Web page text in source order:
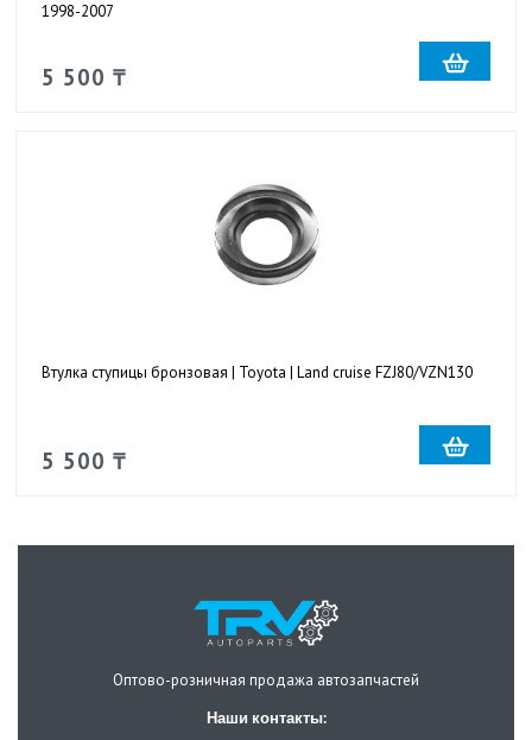
1998-2007
5 500 ₸
Втулка ступицы бронзовая | Toyota | Land cruise FZJ80/VZN130
5 500 ₸
Оптово-розничная продажа автозапчастей
Наши контакты: